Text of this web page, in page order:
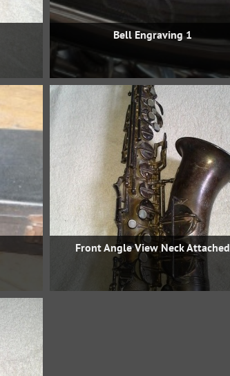
Bell Engraving 1
Front Angle View Neck Attached